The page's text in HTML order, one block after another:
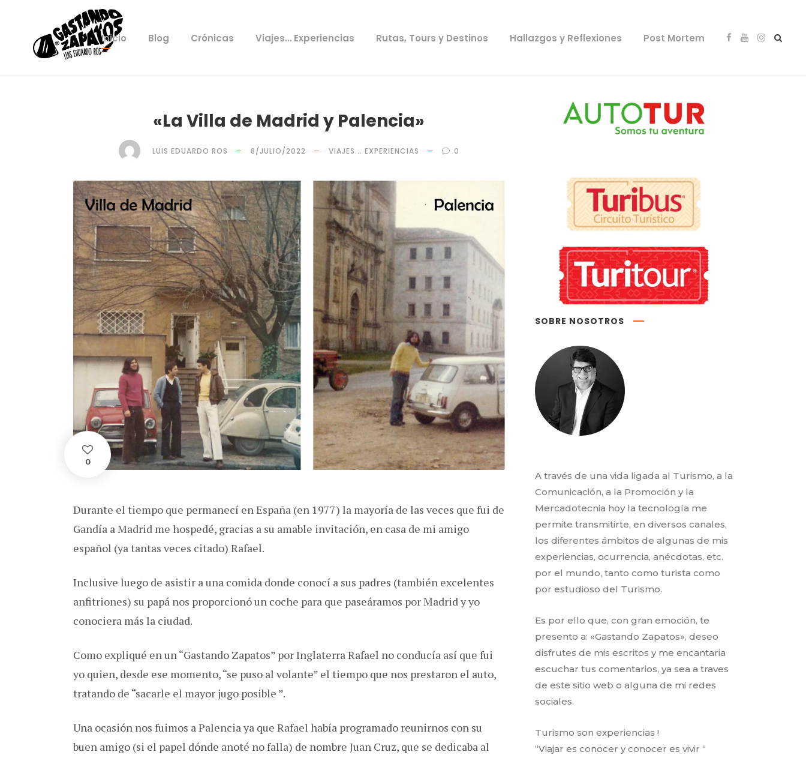
Inicio Blog Crónicas Viajes… Experiencias Rutas, Tours y Destinos Hallazgos y Reflexiones Post Mortem
«La Villa de Madrid y Palencia»
LUIS EDUARDO ROS 8/JULIO/2022 VIAJES... EXPERIENCIAS 0
0
Durante el tiempo que permanecí en España (en 1977) la mayoría de las veces que fui de
Gandía a Madrid me hospedé, gracias a su amable invitación, en casa de mi amigo
español (ya tantas veces citado) Rafael.
Inclusive luego de asistir a una comida donde conocí a sus padres (también excelentes
anfitriones) su papá nos proporcionó un coche para que paseáramos por Madrid y yo
conociera más la ciudad.
Como expliqué en un “Gastando Zapatos” por Inglaterra Rafael no conducía así que fui
yo quien, desde ese momento, “se puso al volante” el tiempo que nos prestaron el auto,
tratando de “sacarle el mayor jugo posible ”.
Una ocasión nos fuimos a Palencia ya que Rafael había programado reunirnos con su
buen amigo (si el papel dónde anoté no falla) de nombre Juan Cruz, que se dedicaba al
SOBRE NOSOTROS
A través de una vida ligada al Turismo, a la
Comunicación, a la Promoción y la
Mercadotecnia hoy la tecnología me
permite transmitirte, en diversos canales,
los diferentes ámbitos de algunas de mis
experiencias, ocurrencia, anécdotas, etc.
por el mundo, tanto como turista como
por estudioso del Turismo.
Es por ello que, con gran emoción, te
presento a: «Gastando Zapatos», deseo
disfrutes de mis escritos y me encantaria
escuchar tus comentarios, ya sea a traves
de este sitio web o alguna de mi redes
sociales.
Turismo son experiencias !
“Viajar es conocer y conocer es vivir “